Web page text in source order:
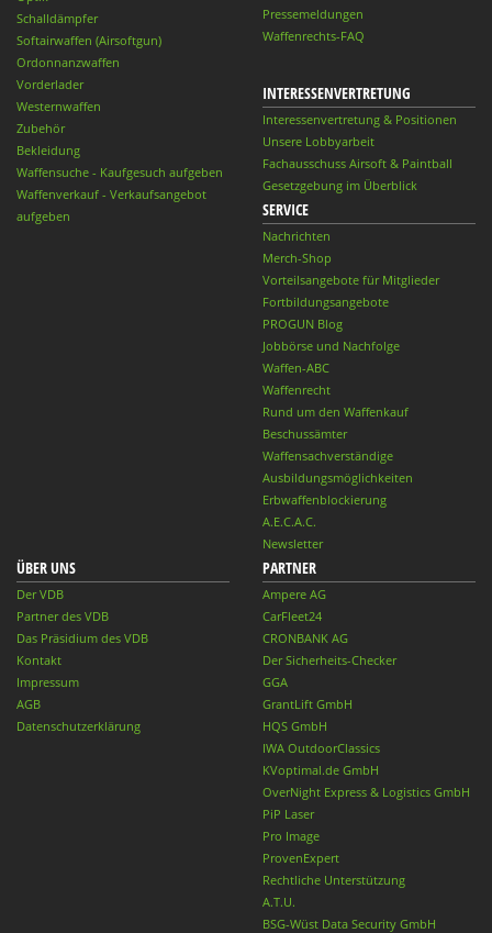
Schalldämpfer
Softairwaffen (Airsoftgun)
Ordonnanzwaffen
Vorderlader
Westernwaffen
Zubehör
Bekleidung
Waffensuche - Kaufgesuch aufgeben
Waffenverkauf - Verkaufsangebot
aufgeben
Pressemeldungen
Waffenrechts-FAQ
INTERESSENVERTRETUNG
Interessenvertretung & Positionen
Unsere Lobbyarbeit
Fachausschuss Airsoft & Paintball
Gesetzgebung im Überblick
SERVICE
Nachrichten
Merch-Shop
Vorteilsangebote für Mitglieder
Fortbildungsangebote
PROGUN Blog
Jobbörse und Nachfolge
Waffen-ABC
Waffenrecht
Rund um den Waffenkauf
Beschussämter
Waffensachverständige
Ausbildungsmöglichkeiten
Erbwaffenblockierung
A.E.C.A.C.
Newsletter
ÜBER UNS
Der VDB
Partner des VDB
Das Präsidium des VDB
Kontakt
Impressum
AGB
Datenschutzerklärung
PARTNER
Ampere AG
CarFleet24
CRONBANK AG
Der Sicherheits-Checker
GGA
GrantLift GmbH
HQS GmbH
IWA OutdoorClassics
KVoptimal.de GmbH
OverNight Express & Logistics GmbH
PiP Laser
Pro Image
ProvenExpert
Rechtliche Unterstützung
A.T.U.
BSG-Wüst Data Security GmbH